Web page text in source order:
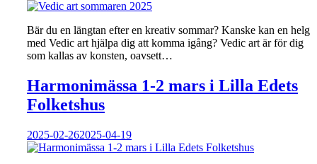
Bär du en längtan efter en kreativ sommar? Kanske kan en helg
med Vedic art hjälpa dig att komma igång? Vedic art är för dig
som kallas av konsten, oavsett…
Harmonimässa 1-2 mars i Lilla Edets
Folketshus
2025-02-262025-04-19